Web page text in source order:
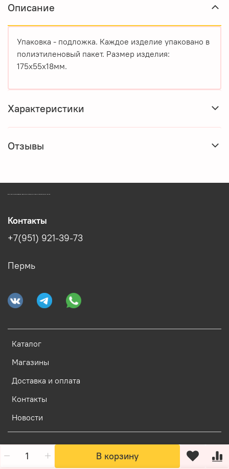
В корзину
Описание
Упаковка - подложка. Каждое изделие упаковано в
полиэтиленовый пакет. Размер изделия:
175х55х18мм.
Характеристики
Отзывы
Каталог
Магазины
Доставка и оплата
Контакты
Новости
Контакты
+7(951) 921-39-73
Пермь